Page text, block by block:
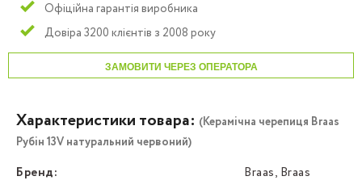
Офіційна гарантія виробника
Довіра 3200 клієнтів з 2008 року
ЗАМОВИТИ ЧЕРЕЗ ОПЕРАТОРА
Характеристики товара: (Керамічна черепиця Braas
Рубін 13V натуральний червоний)
Бренд:
Braas, Braas